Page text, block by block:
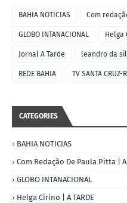
BAHIA NOTICIAS Com
GLOBO INTANACIONAL Helga
Jornal A Tarde leandro da
REDE BAHIA TV SANTA CRUZ-
CATEGORIES
BAHIA NOTICIAS
Com Redação De Paula Pitta | A
GLOBO INTANACIONAL
Helga Cirino | A TARDE